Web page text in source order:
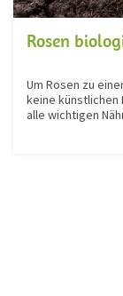
Rosen
Um Rosen zu
keine künstlichen
alle wichtigen